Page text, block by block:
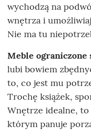
wychodzą na
wnętrza i
Nie ma tu
Meble ograniczone
lubi bowiem
to, co jest mu
Trochę książek,
Wnętrze idealne,
którym panuje